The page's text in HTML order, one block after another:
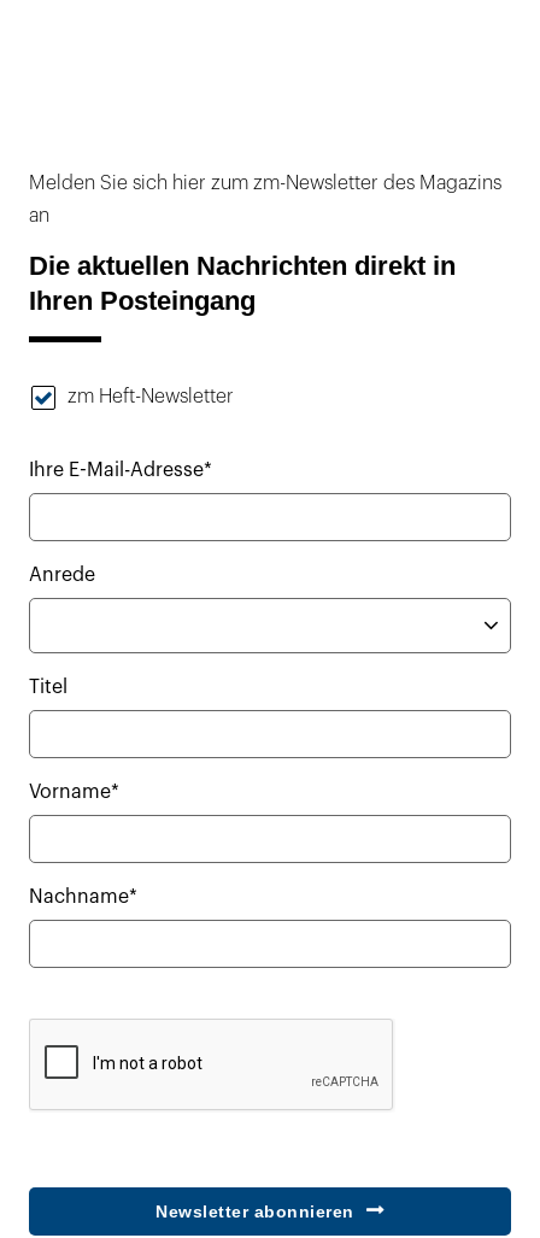
Melden Sie sich hier zum zm-Newsletter des Magazins
an
Die aktuellen Nachrichten direkt in
Ihren Posteingang
zm Heft-Newsletter
Ihre E-Mail-Adresse*
Anrede
Titel
Vorname*
Nachname*
Newsletter abonnieren